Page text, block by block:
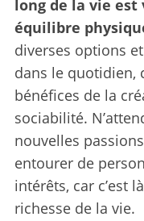
long de la vie
équilibre
diverses options
dans le quotidien,
bénéfices de la
sociabilité.
nouvelles
entourer de
intérêts, car c’est
richesse de la vie.